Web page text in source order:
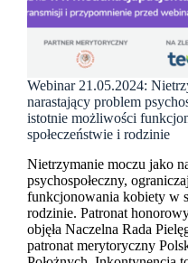
Webinar 21.05.2024:
narastający problem
istotnie możliwości
społeczeństwie i rodzinie
Nietrzymanie moczu jako
psychospołeczny,
funkcjonowania kobiety w
rodzinie. Patronat
objęła Naczelna Rada
patronat merytoryczny